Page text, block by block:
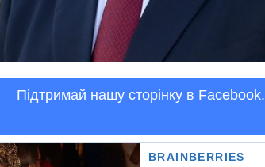
Підтримай нашу сторінку в Facebook.